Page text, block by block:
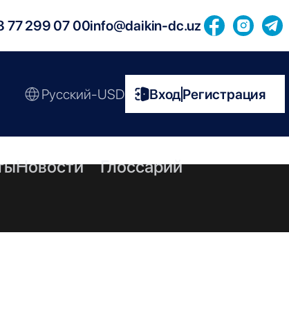
77 299 07 00info@daikin-dc.uz
Русский-USD ВходРегистрация
Новости Глоссарий